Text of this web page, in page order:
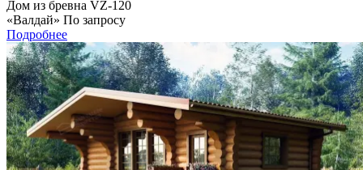
Дом из бревна VZ-120
«Валдай» По запросу
Подробнее